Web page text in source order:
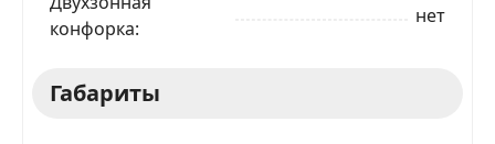
конфорка
нет
Габариты